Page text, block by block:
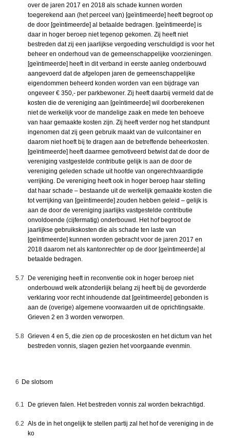
over de jaren 2017 en 2018 als schade kunnen worden
toegerekend aan (het perceel van) [geïntimeerde] heeft begroot op
de door [geïntimeerde] al betaalde bedragen. [geïntimeerde] is
daar in hoger beroep niet tegenop gekomen. Zij heeft niet
bestreden dat zij een jaarlijkse vergoeding verschuldigd is voor het
beheer en onderhoud van de gemeenschappelijke voorzieningen.
[geïntimeerde] heeft in dit verband in eerste aanleg onderbouwd
aangevoerd dat de afgelopen jaren de gemeenschappelijke
eigendommen beheerd konden worden van een bijdrage van
ongeveer € 350,- per parkbewoner. Zij heeft daarbij vermeld dat de
kosten die de vereniging aan [geïntimeerde] wil doorberekenen
niet de werkelijk voor de mandelige zaak en mede ten behoeve
van haar gemaakte kosten zijn. Zij heeft verder nog het standpunt
ingenomen dat zij geen gebruik maakt van de vuilcontainer en
daarom niet hoeft bij te dragen aan de betreffende beheerkosten.
[geïntimeerde] heeft daarmee gemotiveerd betwist dat de door de
vereniging vastgestelde contributie gelijk is aan de door de
vereniging geleden schade uit hoofde van ongerechtvaardigde
verrijking. De vereniging heeft ook in hoger beroep haar stelling
dat haar schade – bestaande uit de werkelijk gemaakte kosten die
tot verrijking van [geïntimeerde] zouden hebben geleid – gelijk is
aan de door de vereniging jaarlijks vastgestelde contributie
onvoldoende (cijfermatig) onderbouwd. Het hof begroot de
jaarlijkse gebruikskosten die als schade ten laste van
[geïntimeerde] kunnen worden gebracht voor de jaren 2017 en
2018 daarom net als kantonrechter op de door [geïntimeerde] al
betaalde bedragen.
5.7
De vereniging heeft in reconventie ook in hoger beroep niet
onderbouwd welk afzonderlijk belang zij heeft bij de gevorderde
verklaring voor recht inhoudende dat [geïntimeerde] gebonden is
aan de (overige) algemene voorwaarden uit de oprichtingsakte.
Grieven 2 en 3 worden verworpen.
5.8 Grieven 4 en 5, die zien op de proceskosten en het dictum van het
bestreden vonnis, slagen gezien het voorgaande evenmin.
6 De slotsom
6.1 De grieven falen. Het bestreden vonnis zal worden bekrachtigd.
6.2 Als de in het ongelijk te stellen partij zal het hof de vereniging in de
ko